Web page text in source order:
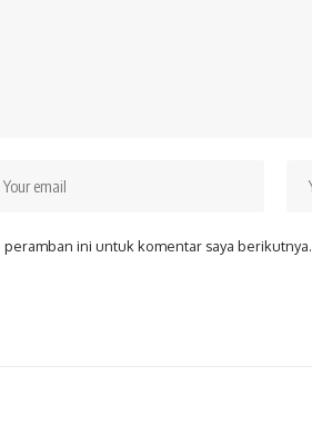
peramban ini untuk komentar saya berikutnya.